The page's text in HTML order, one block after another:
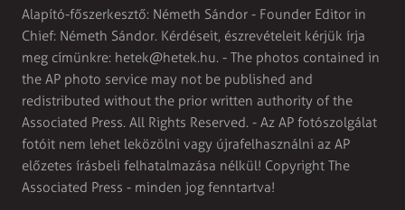
Alapító-főszerkesztő: Németh Sándor - Founder Editor in
Chief: Németh Sándor. Kérdéseit, észrevételeit kérjük írja
meg címünkre: hetek@hetek.hu. - The photos contained in
the AP photo service may not be published and
redistributed without the prior written authority of the
Associated Press. All Rights Reserved. - Az AP fotószolgálat
fotóit nem lehet leközölni vagy újrafelhasználni az AP
előzetes írásbeli felhatalmazása nélkül! Copyright The
Associated Press - minden jog fenntartva!